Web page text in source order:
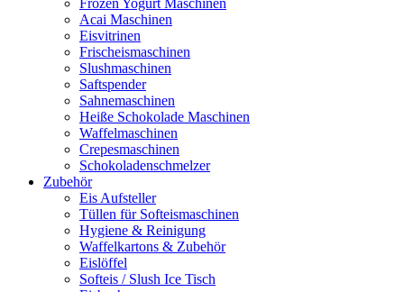
Acai Maschinen
Eisvitrinen
Frischeismaschinen
Slushmaschinen
Saftspender
Sahnemaschinen
Heiße Schokolade Maschinen
Waffelmaschinen
Crepesmaschinen
Schokoladenschmelzer
Zubehör
Eis Aufsteller
Tüllen für Softeismaschinen
Hygiene & Reinigung
Waffelkartons & Zubehör
Eislöffel
Softeis / Slush Ice Tisch